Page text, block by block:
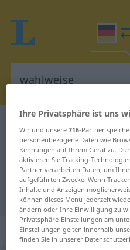
Deutsch-
"wahlweise"
"wahlweise"
„wahlweise“:
Ihre Privatsphäre ist uns
Wir und unsere716-Partner
personenbezogene Daten wie
Kennungen auf Ihrem Gerät zu.
aktivieren Sie Tracking-
Partner verarbeiten Daten, um
aufgeführten Zwecke. Wenn
Inhalte und Anzeigen
können dieses Menü jederzeit
ändern oder Ihre Einwilligung zu
Privatsphäre-Einstellungen am
Einstellungen gelten innerhalb
finden Sie in unserer